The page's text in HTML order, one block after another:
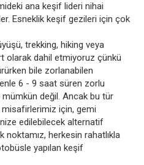
ana keşif lideri nihai
Esneklik keşif gezileri için çok
trekking, hiking veya
olarak dahil etmiyoruz çünkü
bile zorlanabilen
6 - 9 saat süren zorlu
değil. Ancak bu tür
için, gemi
edilebilecek alternatif
herkesin rahatlıkla
yapılan keşif